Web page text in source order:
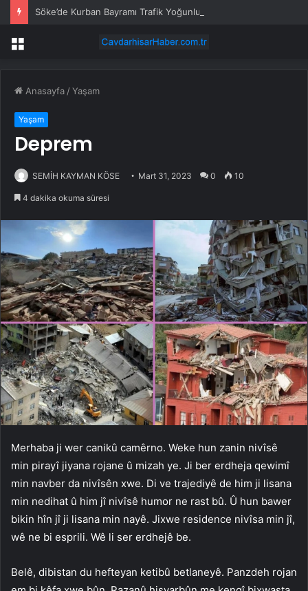
Söke’de Kurban Bayramı Trafik Yoğunluğu
Menü
Anasayfa /Yaşam
Yaşam
Deprem
SEMİH KAYMAN KÖSE Mart 31, 2023 0 10
4 dakika okuma süresi
Merhaba ji wer canikû camêrno. Weke hun zanin nivîsê
min pirayî jiyana rojane û mizah ye. Ji ber erdheja qewimî
min navber da nivîsên xwe. Di ve trajediyê de him ji lisana
min nedihat û him jî nivîsê humor ne rast bû. Û hun bawer
bikin hîn jî ji lisana min nayê. Jixwe residence nivîsa min jî,
wê ne bi esprili. Wê li ser erdhejê be.
Belê, dibistan du hefteyan ketibû betlaneyê. Panzdeh rojan